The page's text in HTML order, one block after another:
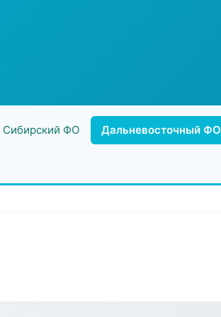
Сибирский ФО Дальневосточный ФО